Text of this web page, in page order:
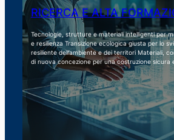
RICERCA E ALTA
Tecnologie, strutture e materiali intelligenti per
e resilienza Transizione ecologica giusta per lo
resiliente dell’ambiente e dei territori Materiali,
di nuova concezione per una costruzione sicura